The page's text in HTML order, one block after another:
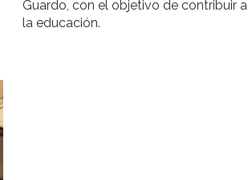
Guardo, con el objetivo de contribuir a
la educación.